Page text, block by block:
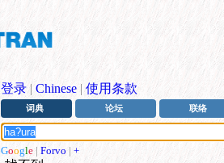
登录 | Chinese | 使用条款
词典 论坛 联络
Google | Forvo | +